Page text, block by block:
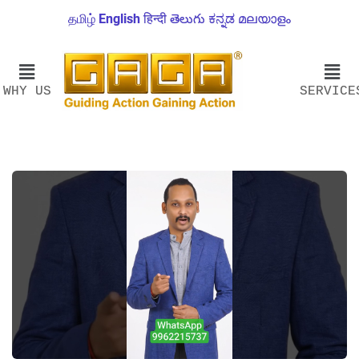
தமிழ் English हिन्दी తెలుగు ಕನ್ನಡ മലയാളം
WHY US